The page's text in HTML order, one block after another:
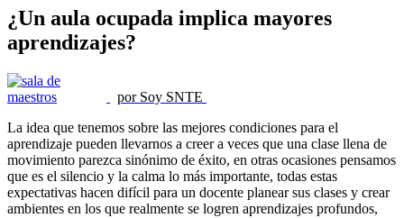
¿Un aula ocupada implica mayores
aprendizajes?
por Soy SNTE
La idea que tenemos sobre las mejores condiciones para el
aprendizaje pueden llevarnos a creer a veces que una clase llena de
movimiento parezca sinónimo de éxito, en otras ocasiones pensamos
que es el silencio y la calma lo más importante, todas estas
expectativas hacen difícil para un docente planear sus clases y crear
ambientes en los que realmente se logren aprendizajes profundos,